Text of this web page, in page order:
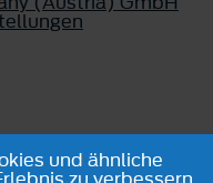
und ähnliche